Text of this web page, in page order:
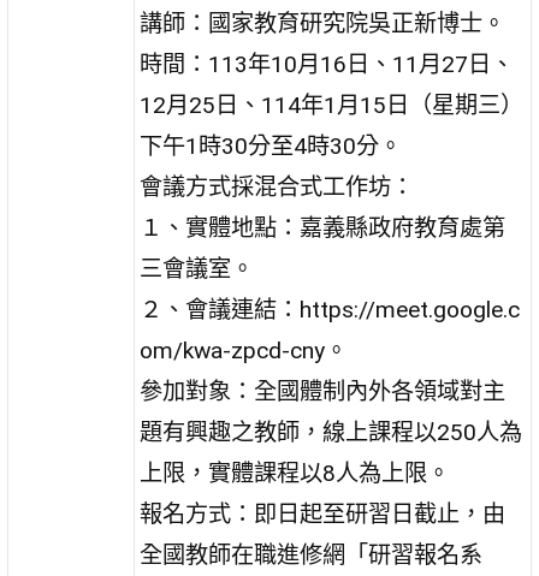
講師：國家教育研究院吳正新博士。
時間：113年10月16日、11月27日、
12月25日、114年1月15日（星期三）
下午1時30分至4時30分。
會議方式採混合式工作坊：
１、實體地點：嘉義縣政府教育處第
三會議室。
２、會議連結：https://meet.google.c
om/kwa-zpcd-cny。
參加對象：全國體制內外各領域對主
題有興趣之教師，線上課程以250人為
上限，實體課程以8人為上限。
報名方式：即日起至研習日截止，由
全國教師在職進修網「研習報名系